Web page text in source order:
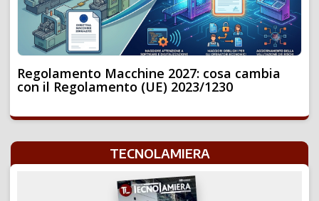
Regolamento Macchine 2027: cosa cambia
con il Regolamento (UE) 2023/1230
TECNOLAMIERA